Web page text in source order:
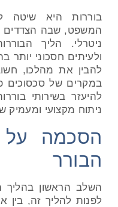
בוררות היא שיטה
המשפט, שבה הצדדים
ניטרלי. הליך
ולעיתים חסכוני יותר
להבין את מהלכו,
במקרים של סכסוכים
להיעזר בשירותי
ניתוח מקצועי ומעמיק
הסכמה על
הבורר
השלב הראשון בהליך
לפנות להליך זה, בין